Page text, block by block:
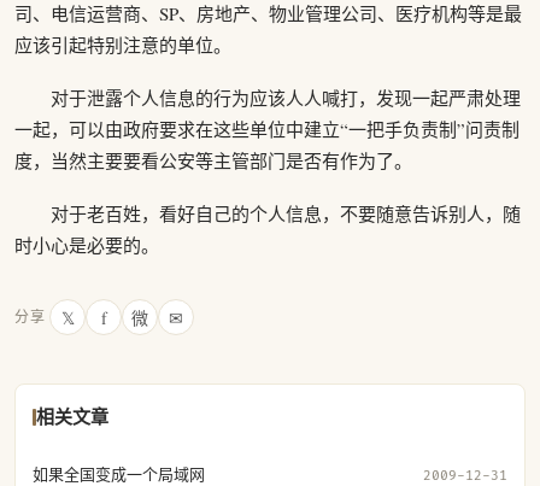
司、电信运营商、SP、房地产、物业管理公司、医疗机构等是最
应该引起特别注意的单位。
对于泄露个人信息的行为应该人人喊打，发现一起严肃处理
一起，可以由政府要求在这些单位中建立“一把手负责制”问责制
度，当然主要要看公安等主管部门是否有作为了。
对于老百姓，看好自己的个人信息，不要随意告诉别人，随
时小心是必要的。
分享 𝕏 f 微 ✉
相关文章
如果全国变成一个局域网 2009-12-31